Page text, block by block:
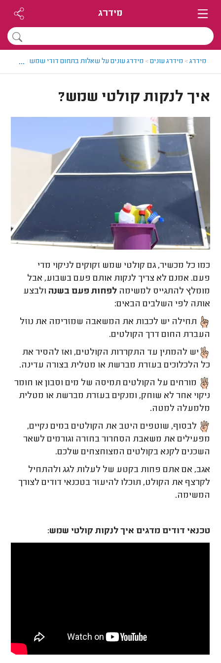
מידרג
מידרג> מידרג עונים> מידרג עונים על שאלות בתחום דודי שמש וחשמל
...
איך לנקות קולטי שמש?
כמו כל מכשיר, גם קולטי שמש זקוקים לניקוי מדי
פעם. אמנם לא צריך לנקות אותם פעם בשבוע, אבל
מומלץ להתגייס למשימה לפחות פעם בשנה ולבצע
אותה לפי השלבים הבאים:
תחילה יש לכבות את המשאבה שמזרימה את נוזל
העברת החום דרך הקולטים.
יש להמתין עד התקררות הקולטים, ואז להסיר את
כל הלכלוכים בעזרת מברשת או מטלית בצורה עדינה.
מורחים על הקולטים תמיסה של מים וסבון או חומר
ניקוי אחר לא שוחק, ומנקים בעזרת מברשת או מטלית
מלמעלה למטה.
לבסוף, שוטפים היטב את הקולטים במים נקיים,
מפעילים את משאבת הסחרור בחזרה וגורמים לשאר
השכנים לקנא בקולטים המצוחצחים שלכם.
אגב, אם אתם פחות בקטע של לעלות לגג ולהתחיל
לקרצף את הקולט, תוכלו להיעזר בטכנאי דודים לצורך
המשימה.
טכנאי דודים מדגים איך לנקות קולטי שמש: